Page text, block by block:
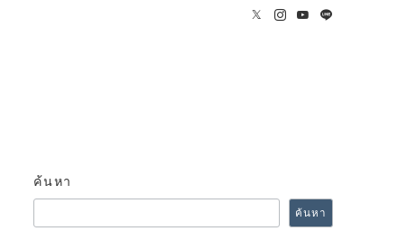
ค้นหา
ค้นหา